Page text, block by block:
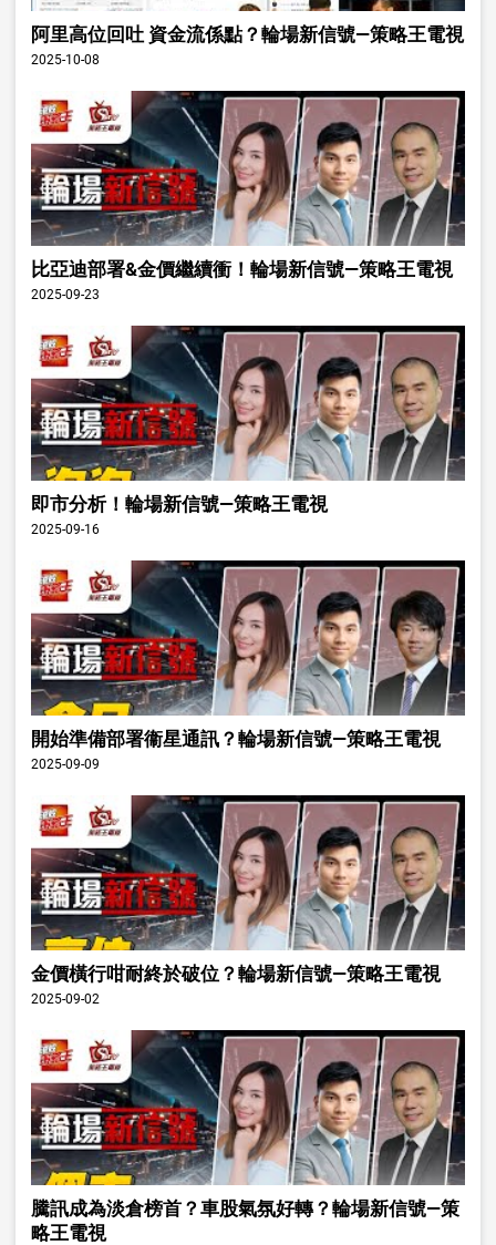
阿里高位回吐 資金流係點？輪場新信號—策略王電視
2025-10-08
比亞迪部署&金價繼續衝！輪場新信號—策略王電視
2025-09-23
即市分析！輪場新信號—策略王電視
2025-09-16
開始準備部署衞星通訊？輪場新信號—策略王電視
2025-09-09
金價橫行咁耐終於破位？輪場新信號—策略王電視
2025-09-02
騰訊成為淡倉榜首？車股氣氛好轉？輪場新信號—策
略王電視